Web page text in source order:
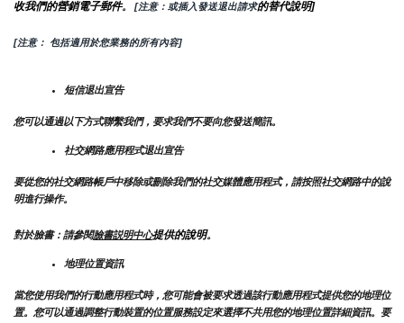
收我們的營銷電子郵件。 [注意：或插入發送退出請求的替代說明]
[注意： 包括適用於您業務的所有內容]
短信退出宣告
您可以通過以下方式聯繫我們，要求我們不要向您發送簡訊。
社交網路應用程式退出宣告
要從您的社交網路帳戶中移除或刪除我們的社交媒體應用程式，請按照社交網路中的說
明進行操作。
對於臉書：請參閱臉書説明中心提供的說明。
地理位置資訊
當您使用我們的行動應用程式時，您可能會被要求透過該行動應用程式提供您的地理位
置。您可以通過調整行動裝置的位置服務設定來選擇不共用您的地理位置詳細資訊。要